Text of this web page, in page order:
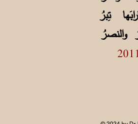
تِبرُ
والنصرُ